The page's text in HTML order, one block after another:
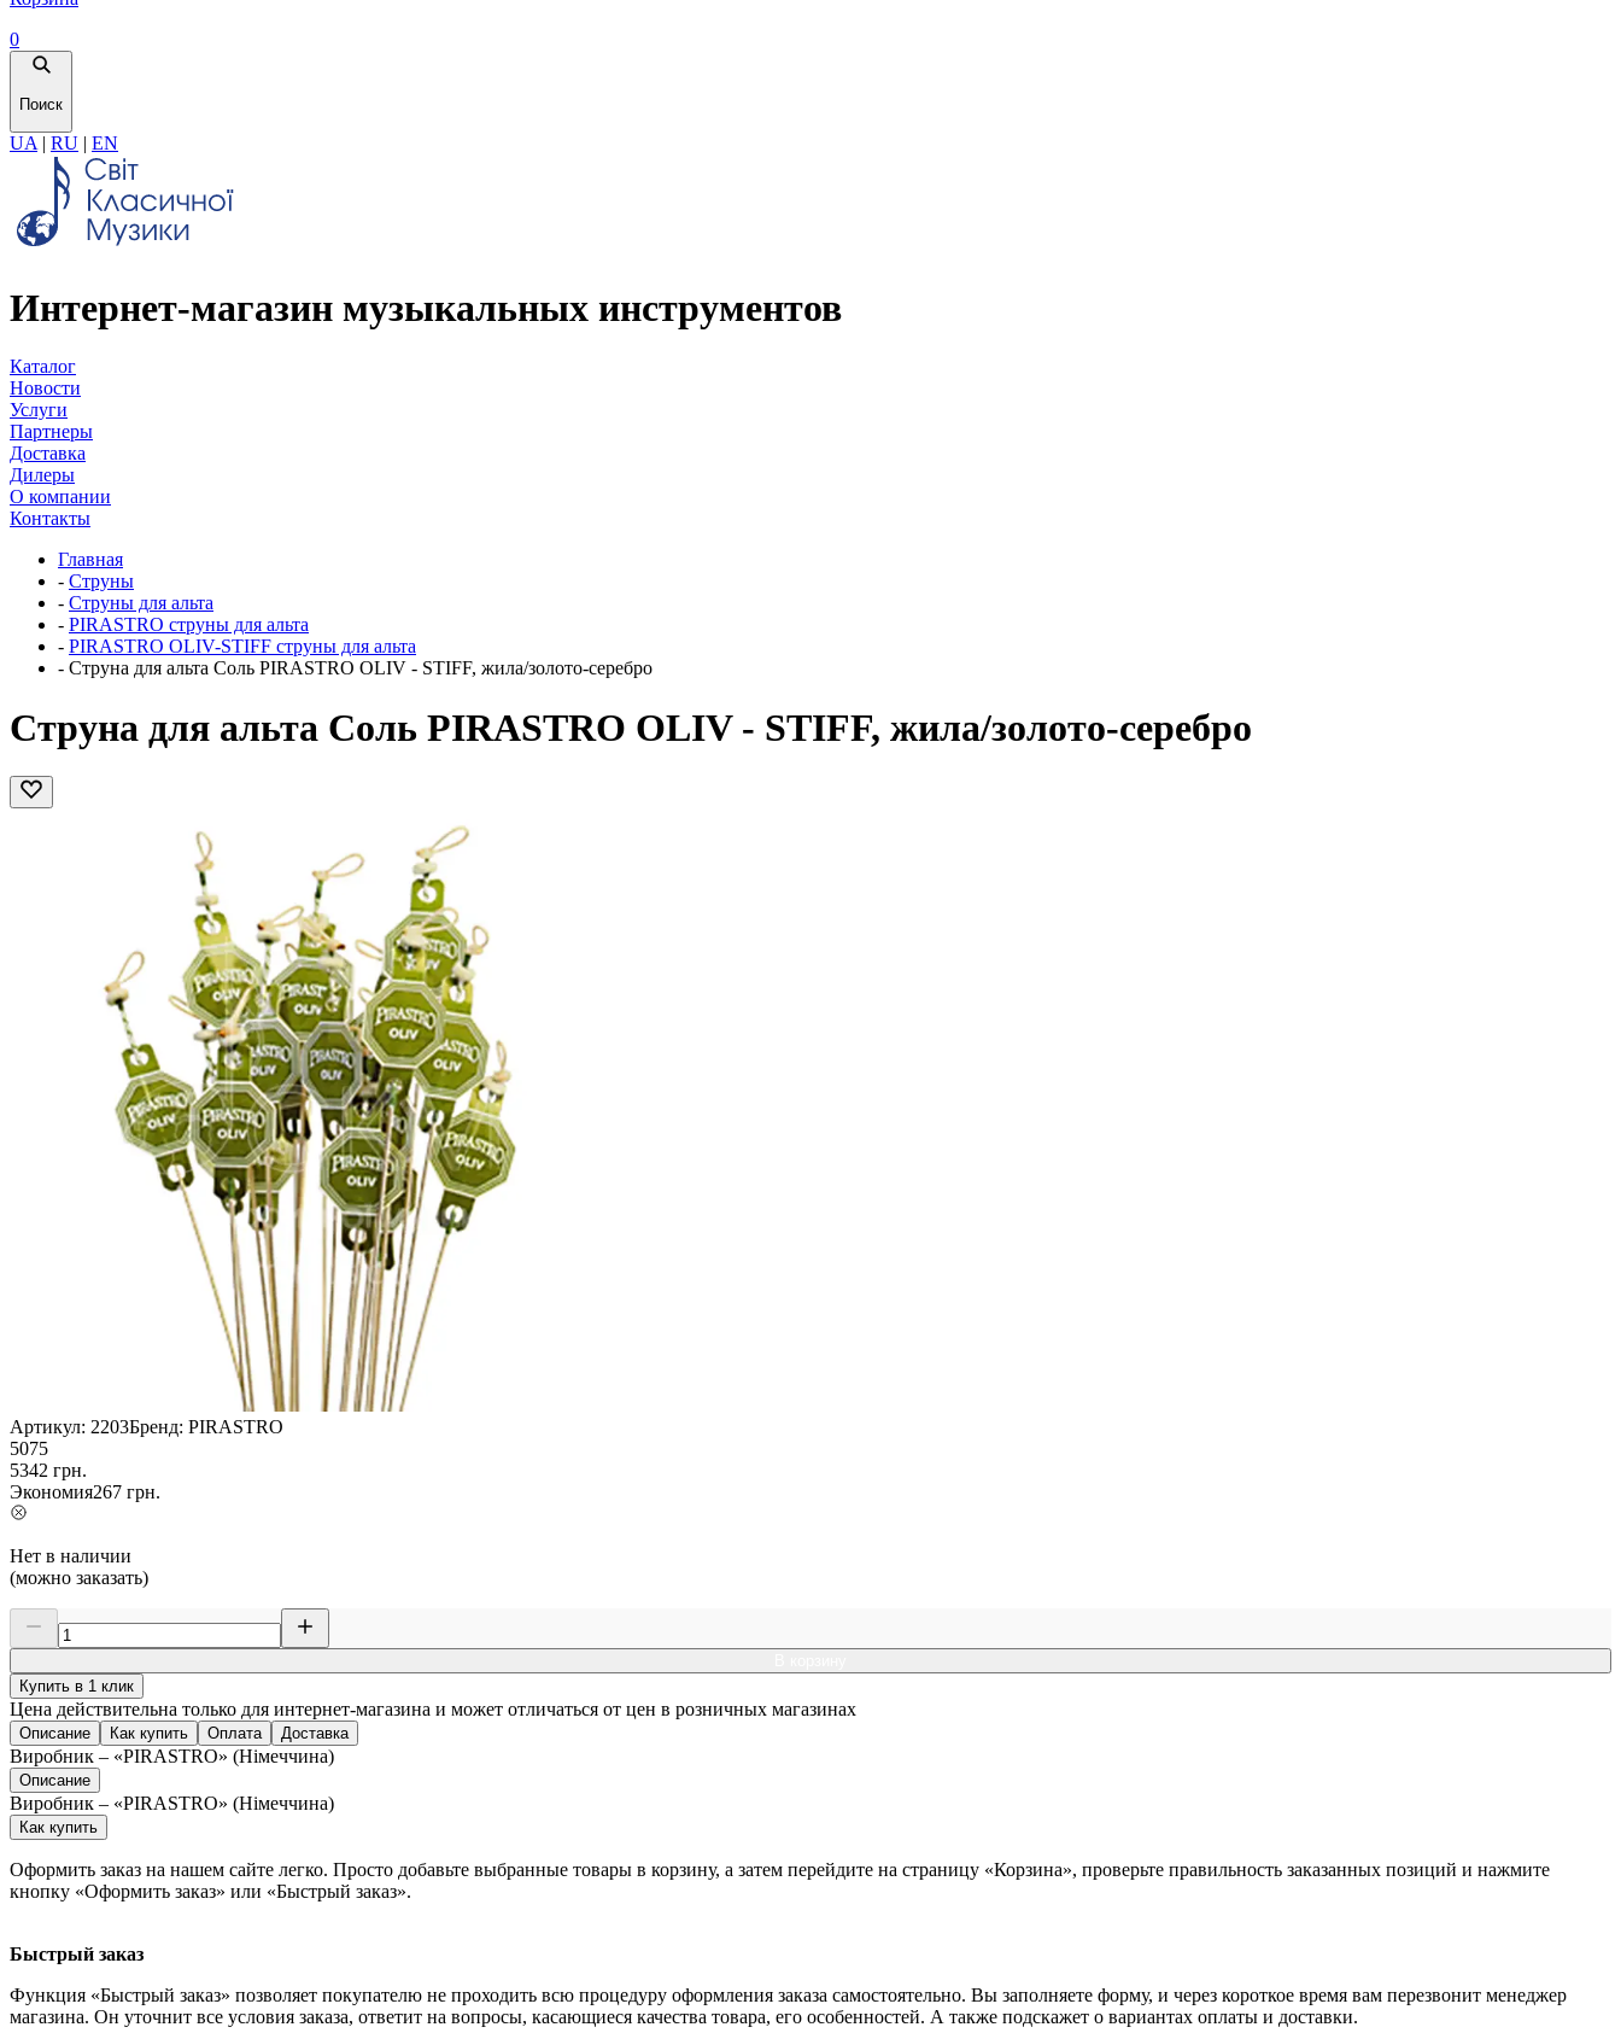
0
Поиск
UA | RU | EN
Интернет-магазин музыкальных инструментов
Каталог
Новости
Услуги
Партнеры
Доставка
Дилеры
О компании
Контакты
Главная
- Струны
- Струны для альта
- PIRASTRO струны для альта
- PIRASTRO OLIV-STIFF струны для альта
- Струна для альта Соль PIRASTRO OLIV - STIFF, жила/золото-серебро
Струна для альта Соль PIRASTRO OLIV - STIFF, жила/золото-серебро
Артикул: 2203Бренд: PIRASTRO
5075
5342 грн.
Экономия267 грн.
Нет в наличии
(можно заказать)
Купить в 1 клик
Цена действительна только для интернет-магазина и может отличаться от цен в розничных магазинах
Описание Как купить Оплата Доставка
Виробник – «PIRASTRO» (Німеччина)
Описание
Виробник – «PIRASTRO» (Німеччина)
Как купить
Оформить заказ на нашем сайте легко. Просто добавьте выбранные товары в корзину, а затем перейдите на страницу «Корзина», проверьте правильность заказанных позиций и нажмите
кнопку «Оформить заказ» или «Быстрый заказ».
Быстрый заказ
Функция «Быстрый заказ» позволяет покупателю не проходить всю процедуру оформления заказа самостоятельно. Вы заполняете форму, и через короткое время вам перезвонит менеджер
магазина. Он уточнит все условия заказа, ответит на вопросы, касающиеся качества товара, его особенностей. А также подскажет о вариантах оплаты и доставки.